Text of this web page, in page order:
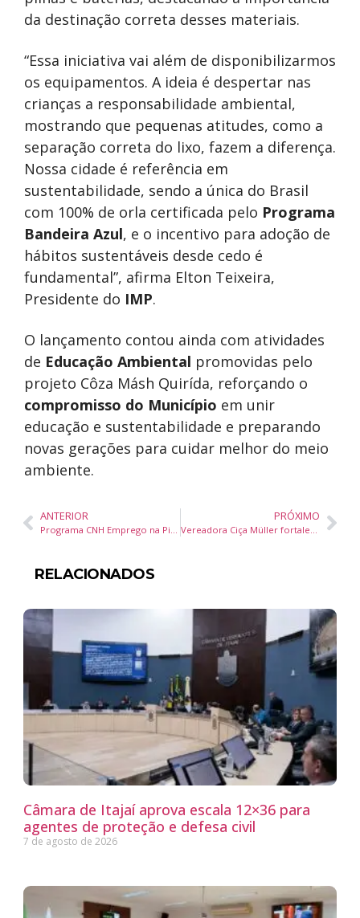
da destinação correta desses materiais.
“Essa iniciativa vai além de disponibilizarmos
os equipamentos. A ideia é despertar nas
crianças a responsabilidade ambiental,
mostrando que pequenas atitudes, como a
separação correta do lixo, fazem a diferença.
Nossa cidade é referência em
sustentabilidade, sendo a única do Brasil
com 100% de orla certificada pelo Programa
Bandeira Azul, e o incentivo para adoção de
hábitos sustentáveis desde cedo é
fundamental”, afirma Elton Teixeira,
Presidente do IMP.
O lançamento contou ainda com atividades
de Educação Ambiental promovidas pelo
projeto Côza Másh Quirída, reforçando o
compromisso do Município em unir
educação e sustentabilidade e preparando
novas gerações para cuidar melhor do meio
ambiente.
ANTERIOR
Programa CNH Emprego na Pista oferece vagas gratuitas para habilitação e qualificação em diversas cidades de Santa Catarina
PRÓXIMO
Vereadora Ciça Müller fortalece articulação do PDT em encontro regional em Camboriú
RELACIONADOS
Câmara de Itajaí aprova escala 12×36 para
agentes de proteção e defesa civil
7 de agosto de 2026